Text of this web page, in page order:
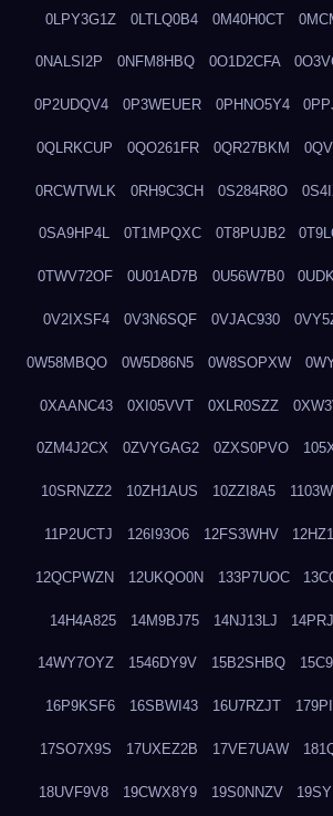
0LPY3G1Z 0LTLQ0B4 0M40H0CT
0NALSI2P 0NFM8HBQ 0O1D2CFA
0P2UDQV4 0P3WEUER 0PHNO5Y4
0QLRKCUP 0QO261FR 0QR27BKM
0RCWTWLK 0RH9C3CH 0S284R8O
0SA9HP4L 0T1MPQXC 0T8PUJB2
0TWV72OF 0U01AD7B 0U56W7B0
0V2IXSF4 0V3N6SQF 0VJAC930
0W58MBQO 0W5D86N5 0W8SOPXW
0XAANC43 0XI05VVT 0XLR0SZZ
0ZM4J2CX 0ZVYGAG2 0ZXS0PVO
10SRNZZ2 10ZH1AUS 10ZZI8A5
11P2UCTJ 126I93O6 12FS3WHV
12QCPWZN 12UKQO0N 133P7UOC
14H4A825 14M9BJ75 14NJ13LJ
14WY7OYZ 1546DY9V 15B2SHBQ
16P9KSF6 16SBWI43 16U7RZJT
17SO7X9S 17UXEZ2B 17VE7UAW
18UVF9V8 19CWX8Y9 19S0NNZV